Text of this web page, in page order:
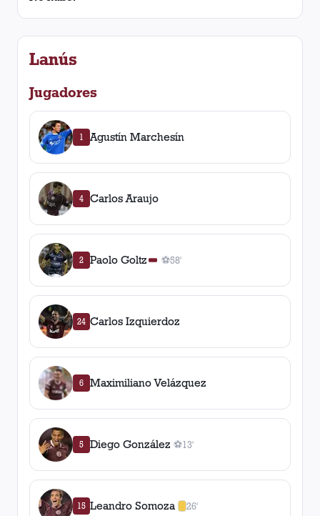
Lanús
Jugadores
1 Agustín Marchesín
4 Carlos Araujo
2 Paolo Goltz ⚽
1gol
58'
24 Carlos Izquierdoz
6 Maximiliano Velázquez
5 Diego González ⚽
1gol
13'
15 Leandro Somoza 26'
1amarilla